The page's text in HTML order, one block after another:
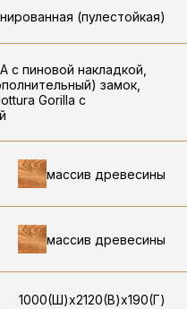
(пулестойкая)
c пиновой накладкой,
замок,
Gorilla с
массив древесины
массив древесины
1000(Ш)х2120(В)х190(Г)